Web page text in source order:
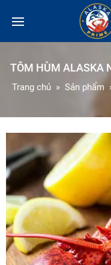
TÔM HÙM ALASKA
Trang chủ Sản phẩm